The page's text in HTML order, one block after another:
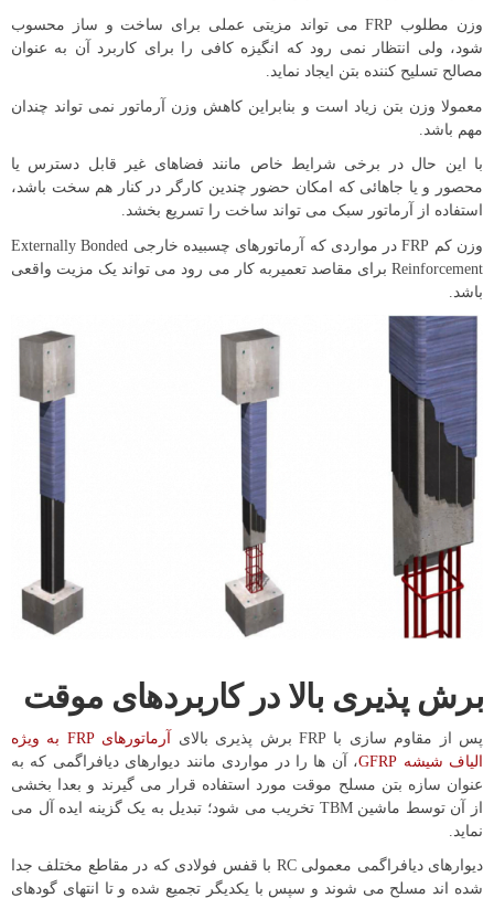
وزن مطلوب FRP می تواند مزیتی عملی برای ساخت و ساز محسوب
شود، ولی انتظار نمی رود که انگیزه کافی را برای کاربرد آن به عنوان
مصالح تسلیح کننده بتن ایجاد نماید.
معمولا وزن بتن زیاد است و بنابراین کاهش وزن آرماتور نمی تواند چندان
مهم باشد.
با این حال در برخی شرایط خاص مانند فضاهای غیر قابل دسترس یا
محصور و یا جاهائی که امکان حضور چندین کارگر در کنار هم سخت باشد،
استفاده از آرماتور سبک می تواند ساخت را تسریع بخشد.
وزن کم FRP در مواردی که آرماتورهای چسبیده خارجی Externally Bonded
Reinforcement برای مقاصد تعمیربه کار می رود می تواند یک مزیت واقعی
باشد.
برش پذیری بالا در کاربردهای موقت
پس از مقاوم سازی با FRP برش پذیری بالای
آرماتورهای FRP به ویژه
الیاف شیشه GFRP
، آن ها را در مواردی مانند دیوارهای دیافراگمی که به
عنوان سازه بتن مسلح موقت مورد استفاده قرار می گیرند و بعدا بخشی
از آن توسط ماشین TBM تخریب می شود؛ تبدیل به یک گزینه ایده آل می
نماید.
دیوارهای دیافراگمی معمولی RC با قفس فولادی که در مقاطع مختلف جدا
شده اند مسلح می شوند و سپس با یکدیگر تجمیع شده و تا انتهای گودهای